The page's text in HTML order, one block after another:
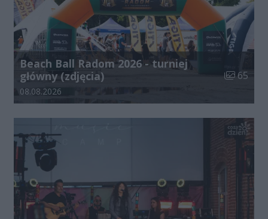
Beach Ball Radom 2026 - turniej
główny (zdjęcia)
Liczba
65
Data dodania galerii:
08.08.2026